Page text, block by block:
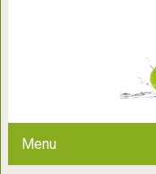
Menu